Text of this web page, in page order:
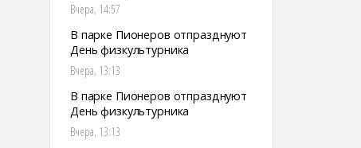
Вчера, 14:57
В парке Пионеров отпразднуют
День физкультурника
Вчера, 13:13
В парке Пионеров отпразднуют
День физкультурника
Вчера, 13:13